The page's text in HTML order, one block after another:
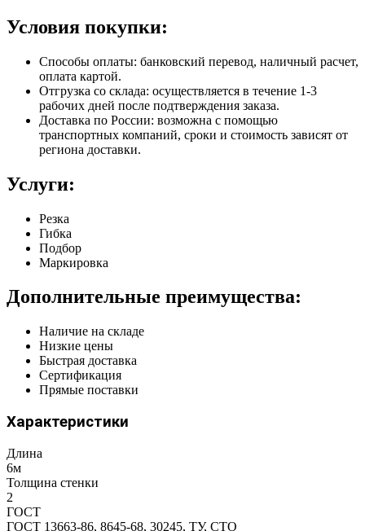
Условия покупки:
Способы оплаты: банковский перевод, наличный расчет,
оплата картой.
Отгрузка со склада: осуществляется в течение 1-3
рабочих дней после подтверждения заказа.
Доставка по России: возможна с помощью
транспортных компаний, сроки и стоимость зависят от
региона доставки.
Услуги:
Резка
Гибка
Подбор
Маркировка
Дополнительные преимущества:
Наличие на складе
Низкие цены
Быстрая доставка
Сертификация
Прямые поставки
Характеристики
Длина
6м
Толщина стенки
2
ГОСТ
ГОСТ 13663-86, 8645-68, 30245, ТУ, СТО